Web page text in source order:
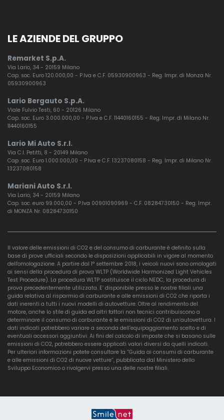
LE AZIENDE DEL GRUPPO
Remarket S.p.A.
Via Lario, 34 - 20159 Milano
Cap. soc. Euro 120.000,00 - P.Iva e C.F. 05930900963 - Reg. Impr. di Monza Nr.
05930900963
Lario Bergauto S.p.A.
Viale Fulvio Testi, 60 - 20126 Milano
Cap. soc. Euro 3.000.000,00 - P.Iva e C.F. 11440160155 - Reg. Impr. di Milano Nr.
11440160155
Lario Mi Auto S.r.l.
Via C.I. Petitti, 8 - 20149 Milano
Cap. soc. Euro 1.000.000,00 - P.Iva e C.F. 13237080158 - Reg. Impr. di Milano Nr.
13237080158
Mariani Auto S.r.l.
Via Lario, 34 - 20159 Milano
Cap. soc. euro 99.000,00 - P.Iva 00901090969 - C.F. 08284730150 - Reg. Impr.
di MONZA Nr. 08284730150
Il valore delle emissioni di CO2 e del consumo di carburante è definito sulla
base di prove ufficiali secondo le disposizioni applicabili in vigore al momento
dell'omologazione. A partire dal 1° settembre 2018, i veicoli nuovi sono omologati
ai sensi della procedura di prova WLTP (Worldwide Harmonized Light Vehicles
Test Procedure). La procedura WLTP sostituisce il ciclo NEDC, la procedura di
prova precedentemente utilizzata. E’ disponibile presso le nostre filiali una
guida relativa al risparmio di carburante e alle emissioni di CO2 che riporta i
dati inerenti a tutti i nuovi modelli di autovetture. Oltre al rendimento del
motore, anche lo stile di guida ed altri fattori non tecnici contribuiscono a
determinare il consumo di carburante e le emissioni di CO2 di un’autovettura. I
dati indicati potrebbero variare a seconda dell’equipaggiamento scelto e di
eventuali accessori aggiuntivi. Ai fini del calcolo di imposte che si basano sulle
emissioni di CO2, potrebbero essere applicati valori diversi da quelli indicati.
Per ulteriori informazioni potete consultare la “Guida ai consumi di carburante
e alle emissioni di CO2 di nuove vetture”, pubblicata dal Ministero dello
Sviluppo Economico o rivolgervi presso una delle nostre filiali.